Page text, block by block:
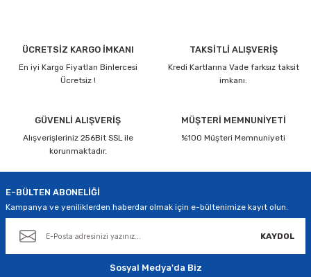
Görüş ve önerileriniz için teşekkür ederiz.
Ürün resmi kalitesiz, bozuk veya görüntülenemiyor.
Ürün bilgilerinde hatalar bulunuyor.
Ürün fiyatı diğer sitelerden daha pahalı.
ÜCRETSİZ KARGO İMKANI
En iyi Kargo Fiyatları Binlercesi
Ücretsiz !
TAKSİTLİ ALIŞVERİŞ
Kredi Kartlarına Vade farksız taksit
imkanı.
GÜVENLİ ALIŞVERİŞ
Alışverişleriniz 256Bit SSL ile
korunmaktadır.
MÜŞTERİ MEMNUNİYETİ
%100 Müşteri Memnuniyeti
E-BÜLTEN ABONELİĞİ
Kampanya ve yeniliklerden haberdar olmak için e-bültenimize kayıt olun.
KAYDOL
Sosyal Medya'da Biz